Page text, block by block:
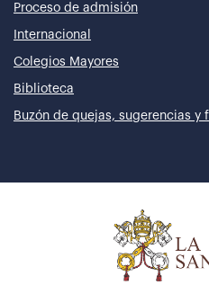
Proceso de admisión
Internacional
Colegios Mayores
Biblioteca
Buzón de quejas, sugerencias y